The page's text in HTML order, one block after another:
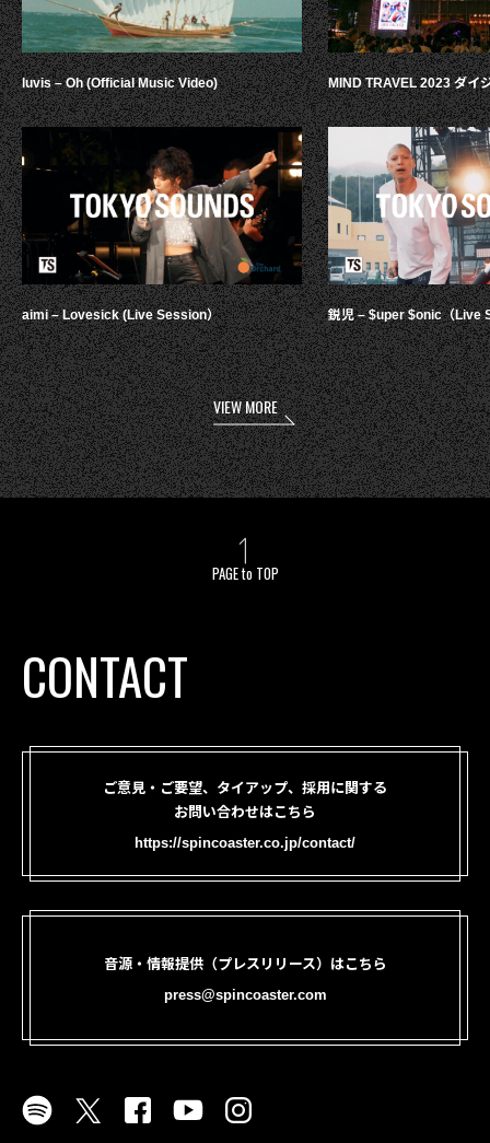
luvis – Oh (Official Music Video)
aimi – Lovesick (Live Session）
MIND TRAVEL 2023 ダイ
鋭児 – $uper $onic（Live
VIEW MORE
PAGE to TOP
CONTACT
ご意見・ご要望、タイアップ、採用に関する
お問い合わせはこちら
https://spincoaster.co.jp/contact/
音源・情報提供（プレスリリース）はこちら
press@spincoaster.com